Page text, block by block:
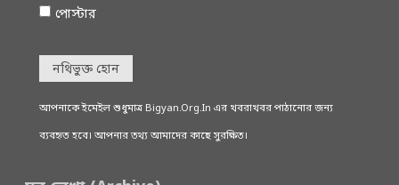
পোস্টার
নথিভুক্ত হোন
আপনাকে ইমেইল শুধুমাত্র Bigyan.Org.In এর খবরাখবর পাঠানোর জন্য
ব্যবহৃত হবে। আপনার তথ্য আমাদের কাছে সুরক্ষিত।